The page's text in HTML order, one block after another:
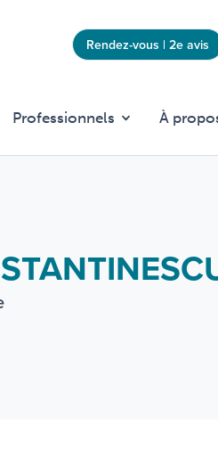
TopRendez-vous | 2e avis
Professionnels À